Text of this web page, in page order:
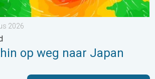
2026
op weg naar Japan